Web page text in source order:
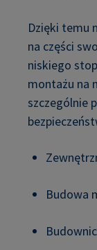
Dzięki temu
na części
niskiego
montażu na
szczególnie
Budowa